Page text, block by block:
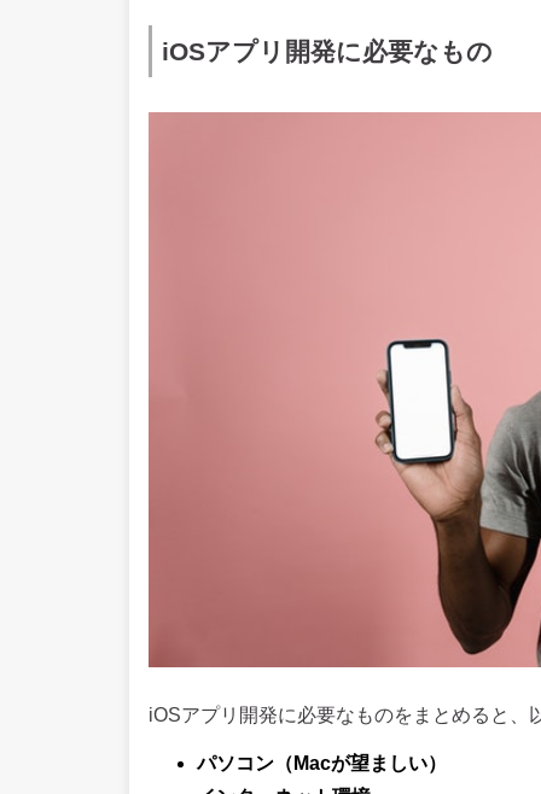
iOSアプリ開発に必要なもの
iOSアプリ開発に必要なものをまとめると、
パソコン（Macが望ましい）